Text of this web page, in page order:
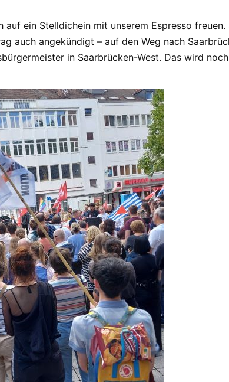
ein Stelldichein mit unserem Espresso freuen.
auch angekündigt – auf den Weg nach
in Saarbrücken-West. Das wird